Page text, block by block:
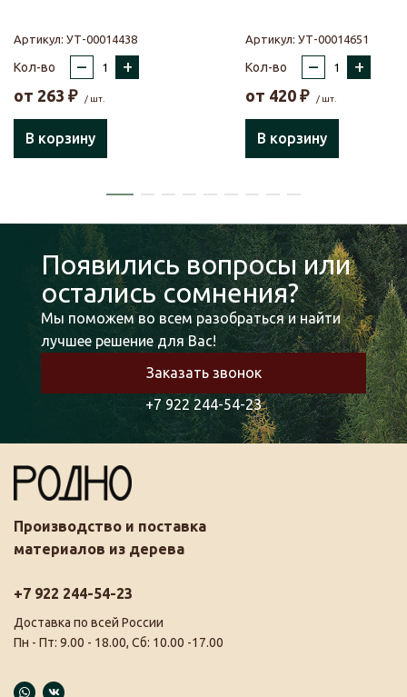
Артикул: УТ-00014438
Кол-во – +
от 263 ₽ / шт.
В корзину
Артикул: УТ-00014651
Кол-во – +
от 420 ₽ / шт.
В корзину
Появились вопросы или
остались сомнения?
Мы поможем во всем разобраться и найти
лучшее решение для Вас!
Заказать звонок
+7 922 244-54-23
Производство и поставка
материалов из дерева
+7 922 244-54-23
Доставка по всей России
Пн - Пт: 9.00 - 18.00, Сб: 10.00 -17.00